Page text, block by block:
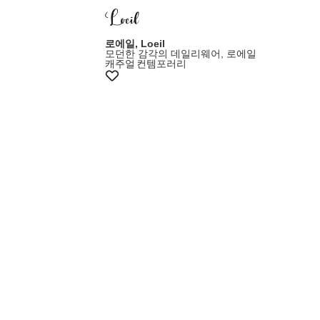
로에일, Loeil
모던한 감각의 데일리웨어, 로에일
캐주얼 컨템포러리